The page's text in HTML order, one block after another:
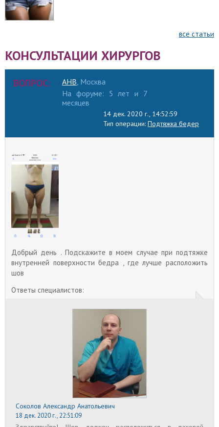
все статьи
КОНСУЛЬТАЦИИ ХИРУРГОВ
ВОПРОС: АНВ, Москва
На форуме: 5 лет и 7
месяцев
14 дек. 2020 г., 14:52:59
Тип операции: Подтяжка бедер
Добрый день . Подскажите в моем случае при подтяжке
внутренней поверхности бедра , где лучше расположить
шов
Ответы специалистов:
Соколов Александр Анатольевич
18 дек. 2020 г., 22:51:09